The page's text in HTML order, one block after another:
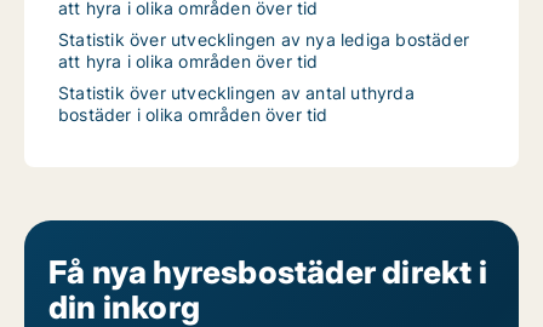
att hyra i olika områden över tid
Statistik över utvecklingen av nya lediga bostäder
att hyra i olika områden över tid
Statistik över utvecklingen av antal uthyrda
bostäder i olika områden över tid
Få nya hyresbostäder direkt i
din inkorg